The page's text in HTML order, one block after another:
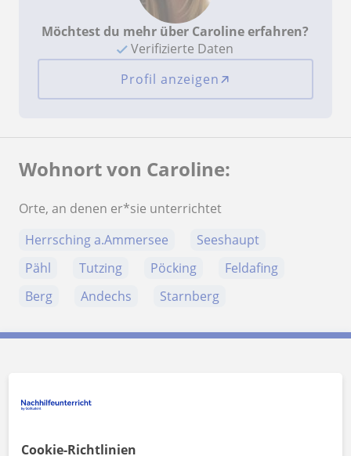
Möchtest du mehr über Caroline erfahren?
Verifizierte Daten
Profil anzeigen
Wohnort von Caroline:
Orte, an denen er*sie unterrichtet
Herrsching a.Ammersee
Seeshaupt
Pähl
Tutzing Pöcking
Feldafing
Berg
Andechs Starnberg
Cookie-Richtlinien